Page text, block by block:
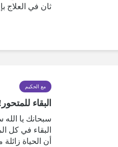
ثان في العلاج
مع الحكيم
البقاء
سبحانك يا
البقاء في كل
أن الحياة